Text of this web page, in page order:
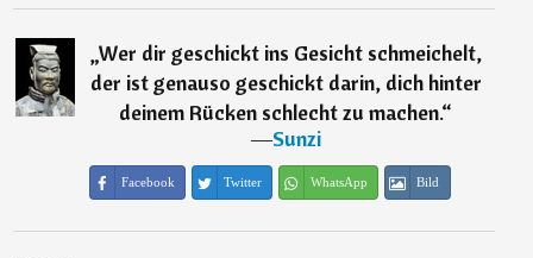
„Wer dir geschickt ins Gesicht schmeichelt,
der ist genauso geschickt darin, dich hinter
deinem Rücken schlecht zu machen.“
―Sunzi
Facebook Twitter WhatsApp Bild